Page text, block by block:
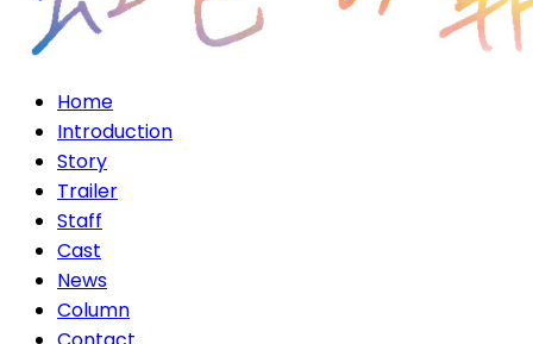
Home
Introduction
Story
Trailer
Staff
Cast
News
Column